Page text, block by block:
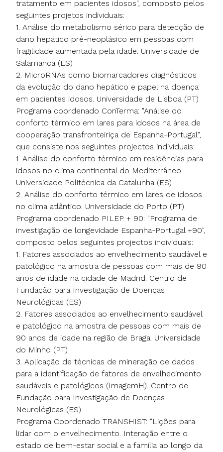
tratamento em pacientes idosos", composto pelos
seguintes projetos individuais:
1. Análise do metabolismo sérico para detecção de
dano hepático pré-neoplásico em pessoas com
fragilidade aumentada pela idade. Universidade de
Salamanca (ES)
2. MicroRNAs como biomarcadores diagnósticos
da evolução do dano hepático e papel na doença
em pacientes idosos. Universidade de Lisboa (PT)
Programa coordenado ConTerma: "Análise do
conforto térmico em lares para idosos na área de
cooperação transfronteiriça de Espanha-Portugal",
que consiste nos seguintes projectos individuais:
1. Análise do conforto térmico em residências para
idosos no clima continental do Mediterrâneo.
Universidade Politécnica da Catalunha (ES)
2. Análise do conforto térmico em lares de idosos
no clima atlântico. Universidade do Porto (PT)
Programa coordenado PILEP + 90: "Programa de
investigação de longevidade Espanha-Portugal +90",
composto pelos seguintes projectos individuais:
1. Fatores associados ao envelhecimento saudável e
patológico na amostra de pessoas com mais de 90
anos de idade na cidade de Madrid. Centro de
Fundação para Investigação de Doenças
Neurológicas (ES)
2. Fatores associados ao envelhecimento saudável
e patológico na amostra de pessoas com mais de
90 anos de idade na região de Braga. Universidade
do Minho (PT)
3. Aplicação de técnicas de mineração de dados
para a identificação de fatores de envelhecimento
saudáveis ​​e patológicos (ImagemH). Centro de
Fundação para Investigação de Doenças
Neurológicas (ES)
Programa Coordenado TRANSHIST: "Lições para
lidar com o envelhecimento. Interação entre o
estado de bem-estar social e a família ao longo da